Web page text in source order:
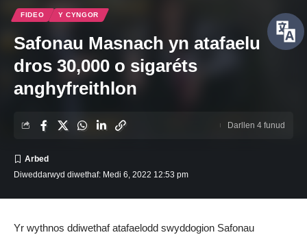
FIDEO Y CYNGOR
Safonau Masnach yn atafaelu
dros 30,000 o sigaréts
anghyfreithlon
Diweddarwyd diwethaf: Medi 6, 2022 12:53 pm
Darllen 4 funud
Yr wythnos ddiwethaf atafaelodd swyddogion Safonau